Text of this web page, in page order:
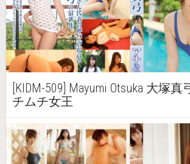
[KIDM-509] Mayumi Otsuka 大塚
チムチ女王